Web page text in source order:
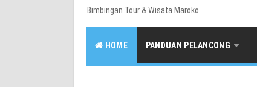
Bimbingan Tour & Wisata Maroko
HOME PANDUAN PELANCONG